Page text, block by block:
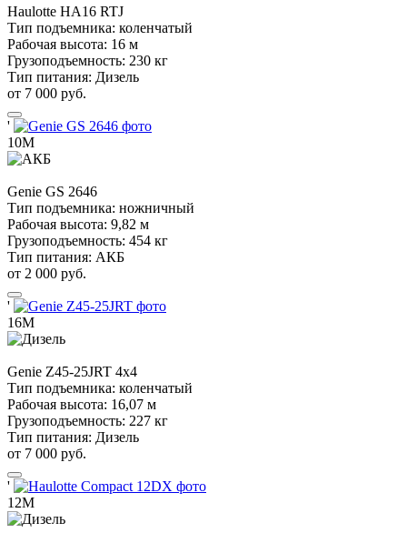
Haulotte HA16 RTJ
Тип подъемника: коленчатый
Рабочая высота: 16 м
Грузоподъемность: 230 кг
Тип питания: Дизель
от 7 000 руб.
'
10М
Genie GS 2646
Тип подъемника: ножничный
Рабочая высота: 9,82 м
Грузоподъемность: 454 кг
Тип питания: АКБ
от 2 000 руб.
'
16М
Genie Z45-25JRT 4х4
Тип подъемника: коленчатый
Рабочая высота: 16,07 м
Грузоподъемность: 227 кг
Тип питания: Дизель
от 7 000 руб.
'
12М